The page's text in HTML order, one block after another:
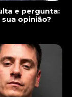
e pergunta:
sua opinião?